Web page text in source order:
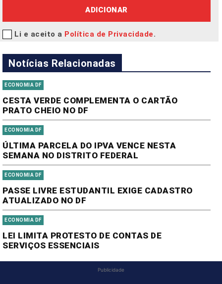
ADICIONAR
Li e aceito a Política de Privacidade.
Notícias Relacionadas
ECONOMIA DF
CESTA VERDE COMPLEMENTA O CARTÃO
PRATO CHEIO NO DF
ECONOMIA DF
ÚLTIMA PARCELA DO IPVA VENCE NESTA
SEMANA NO DISTRITO FEDERAL
ECONOMIA DF
PASSE LIVRE ESTUDANTIL EXIGE CADASTRO
ATUALIZADO NO DF
ECONOMIA DF
LEI LIMITA PROTESTO DE CONTAS DE
SERVIÇOS ESSENCIAIS
Publicidade